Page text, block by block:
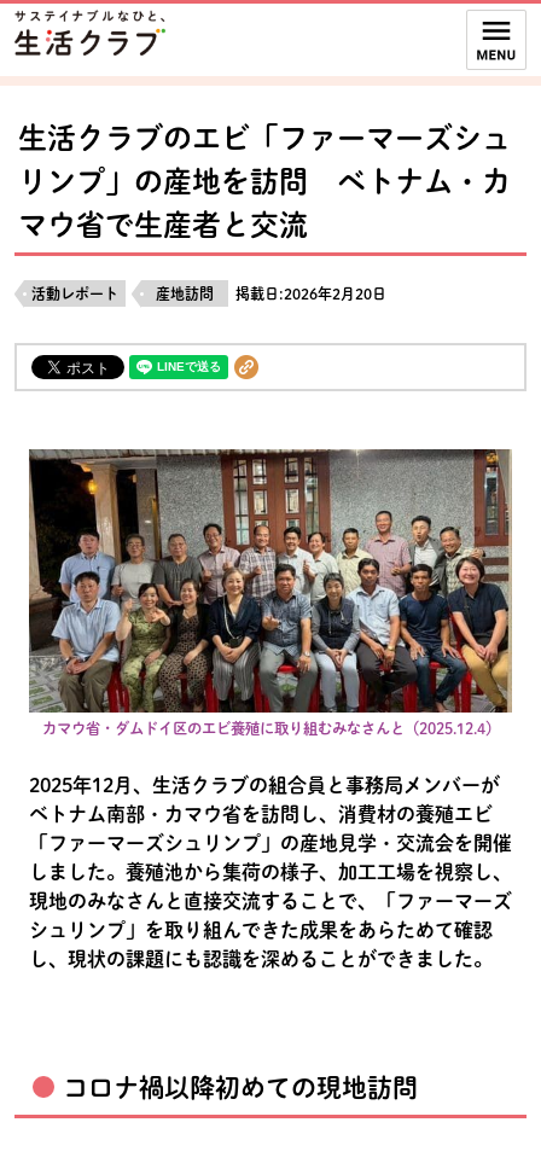
ページの先頭です。
本文へジャンプする。
ここからサイト内共通メニューです。
サイト内共通メニューをスキップする
サイト内共通メニューここまで。
生活クラブのエビ「ファーマーズシュ
リンプ」の産地を訪問 ベトナム・カ
マウ省で生産者と交流
活動レポート 産地訪問 掲載日:2026年2月20日
カマウ省・ダムドイ区のエビ養殖に取り組むみなさんと（2025.12.4）
2025年12月、生活クラブの組合員と事務局メンバーが
ベトナム南部・カマウ省を訪問し、消費材の養殖エビ
「ファーマーズシュリンプ」の産地見学・交流会を開催
しました。養殖池から集荷の様子、加工工場を視察し、
現地のみなさんと直接交流することで、「ファーマーズ
シュリンプ」を取り組んできた成果をあらためて確認
し、現状の課題にも認識を深めることができました。
コロナ禍以降初めての現地訪問